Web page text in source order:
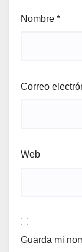
Nombre *
Correo
Web
Guarda mi